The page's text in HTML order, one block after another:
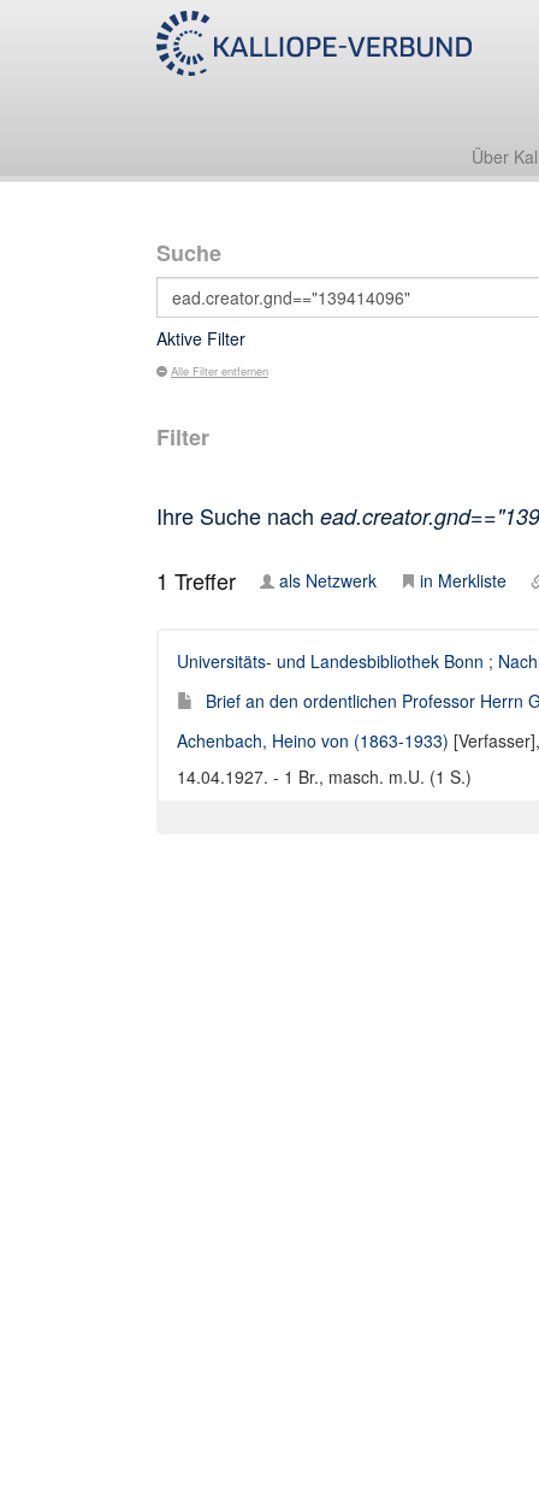
Über
Suche
Aktive Filter
Alle Filter entfernen
Filter
Ihre Suche nach
1 Treffer als Netzwerk in Merkliste
Universitäts- und Landesbibliothek Bonn ;
Brief an den ordentlichen Professor Herrn
Achenbach, Heino von (1863-1933)
14.04.1927. - 1 Br., masch. m.U. (1 S.)